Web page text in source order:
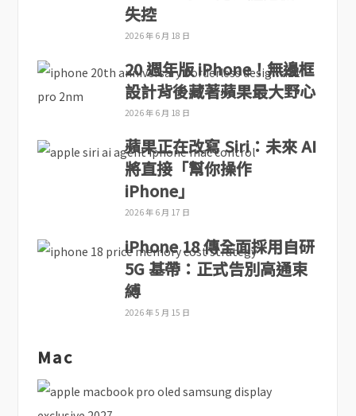
失控
2026 年 6 月 18 日
20 週年版 iPhone！無邊框
設計背後藏著蘋果最大野心
2026 年 6 月 18 日
蘋果正在改寫 Siri：未來 AI
將直接「幫你操作
iPhone」
2026 年 6 月 17 日
iPhone 18 傳全面採用自研
5G 基帶：正式告別高通束
縛
2026 年 5 月 15 日
Mac